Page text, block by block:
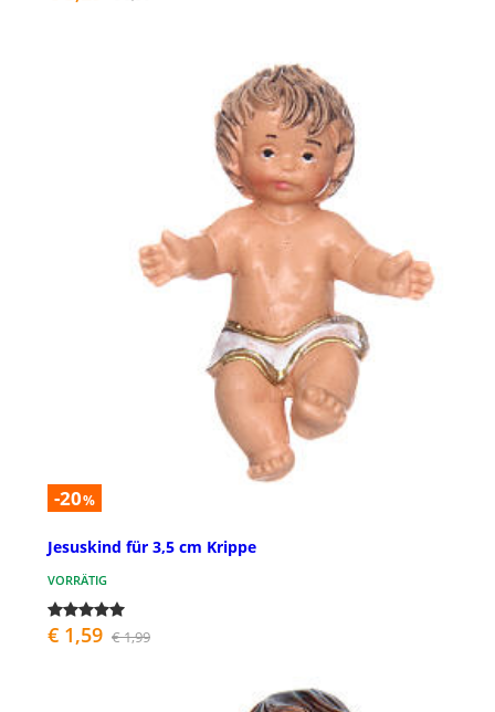
-20%
Jesuskind für 3,5 cm Krippe
VORRÄTIG
€ 1,59 € 1,99